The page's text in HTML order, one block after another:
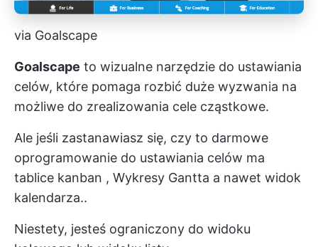
via Goalscape
Goalscape to wizualne narzędzie do ustawiania
celów, które pomaga rozbić duże wyzwania na
możliwe do zrealizowania cele cząstkowe.
Ale jeśli zastanawiasz się, czy to darmowe
oprogramowanie do ustawiania celów ma
tablice kanban , Wykresy Gantta a nawet widok
kalendarza..
Niestety, jesteś ograniczony do widoku